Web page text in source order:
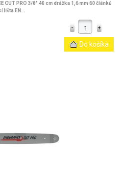
CUT PRO 3/8" 40 cm drážka 1,6 mm 60 článků
EN...